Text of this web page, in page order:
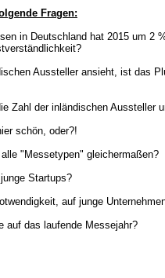
Fragen:
in Deutschland hat 2015 um 2
Aussteller ansieht, ist das
Zahl der inländischen Aussteller
schön, oder?!
"Messetypen" gleichermaßen?
Startups?
auf junge
auf das laufende Messejahr?